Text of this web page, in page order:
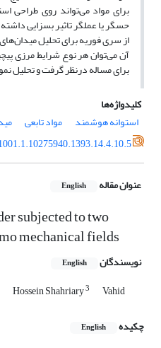
برای مواد می‌تواند روی طراحی
حسگر یا عملگر تاثیر بسزایی
از سری فوریه برای تحلیل
آن می‌توان هر نوع شرایط مرزی
برای مساله درنظر گرفت و تحلیل
کلیدواژه‌ها
استوانه هوشمند
مواد تابعی
عنوان مقاله English
subjected to two
mechanical fields
نویسندگان English
Hossein Shahriary3 Vahid
چکیده English